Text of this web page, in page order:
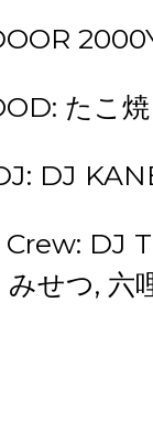
たこ
DJ
DJ
せつ, 六